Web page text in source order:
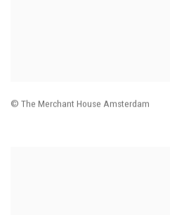
© The Merchant House Amsterdam